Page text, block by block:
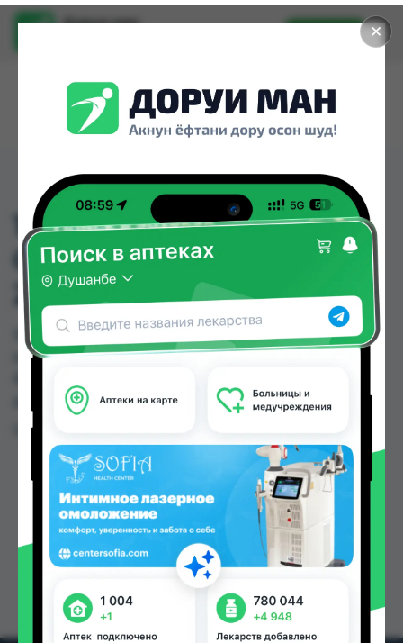
✕
Доруи ман
Установить
165 ПУСТЫШКА
ОРТОДОНТИЧЕСКАЯ
2ШТ
165 ПУСТЫШКА ОРТОДОНТИЧЕСКАЯ 2ШТ
можно купить или заказать в аптеках, Дору
других городах Таджикистана
Цена: от